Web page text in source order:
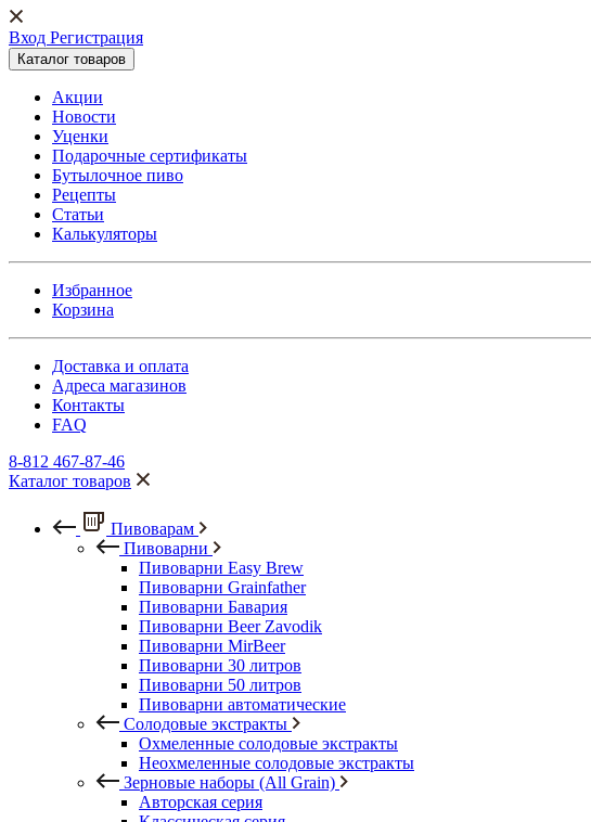
Вход Регистрация
Каталог товаров
Акции
Новости
Уценки
Подарочные сертификаты
Бутылочное пиво
Рецепты
Статьи
Калькуляторы
Избранное
Корзина
Доставка и оплата
Адреса магазинов
Контакты
FAQ
8-812 467-87-46
Каталог товаров
Пивоварам
Пивоварни
Пивоварни Easy Brew
Пивоварни Grainfather
Пивоварни Бавария
Пивоварни Beer Zavodik
Пивоварни MirBeer
Пивоварни 30 литров
Пивоварни 50 литров
Пивоварни автоматические
Солодовые экстракты
Охмеленные солодовые экстракты
Неохмеленные солодовые экстракты
Зерновые наборы (All Grain)
Авторская серия